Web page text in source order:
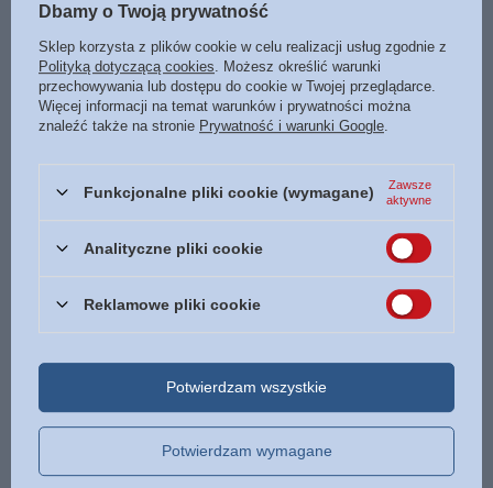
Marka Jedność
Podmiot odpowiedzialny za ten
produkt na terenie UE
Wydawnictwo
JEDNOŚĆ
Więcej
Symbol 9788383533964
Data wydania 2026
Oprawa twarda
14,00 zł
PROMOCJA
Dbamy o Twoją prywatność
Sklep korzysta z plików cookie w celu realizacji usług zgodnie z
Polityką dotyczącą cookies . Możesz określić warunki
przechowywania lub dostępu do cookie w Twojej przeglądarce.
Więcej informacji na temat warunków i prywatności można
znaleźć także na stronie Prywatność i warunki Google
Funkcjonalne pliki cookie (wymagane)
Zawsze
aktywne
Analityczne pliki cookie
Reklamowe pliki cookie
Potwierdzam wymagane
Potwierdzam wszystkie